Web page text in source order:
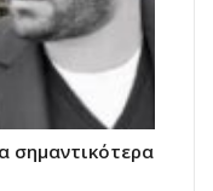
σημαντικότερα